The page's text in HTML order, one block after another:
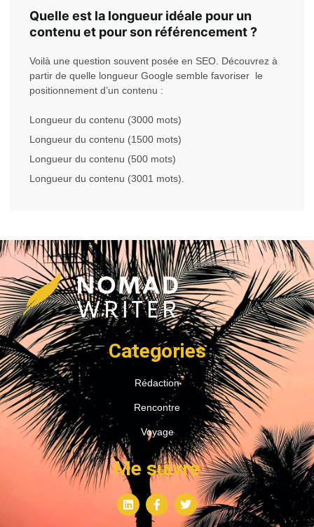
Quelle est la longueur idéale pour un
contenu et pour son référencement ?
Voilà une question souvent posée en SEO. Découvrez à
partir de quelle longueur Google semble favoriser le
positionnement d’un contenu :
Longueur du contenu (3000 mots)
Longueur du contenu (1500 mots)
Longueur du contenu (500 mots)
Longueur du contenu (3001 mots)
Categories
Rédaction
Rencontre
Voyage
Me suivre